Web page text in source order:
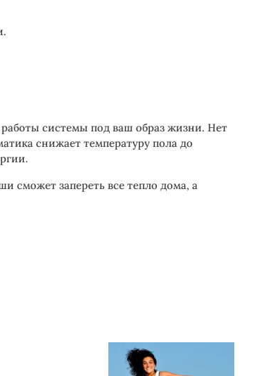
системы под ваш образ жизни. Нет
снижает температуру пола до
сможет запереть все тепло дома, а